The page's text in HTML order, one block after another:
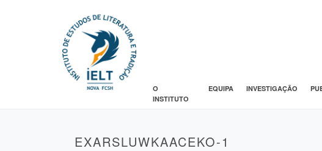
O
INSTITUTO
EQUIPA INVESTIGAÇÃO
EXARSLUWKAACEKO-1